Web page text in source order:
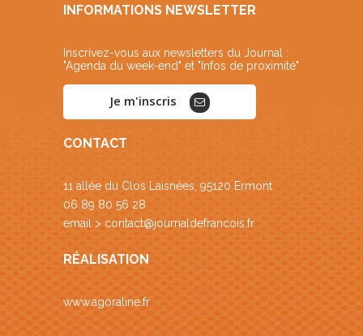
INFORMATIONS NEWSLETTER
Inscrivez-vous aux newsletters du Journal :
"Agenda du week-end" et "Infos de proximité"
Je m'inscris
CONTACT
11 allée du Clos Laisnées, 95120 Ermont
06 89 80 56 28
email > contact@journaldefrancois.fr
RÉALISATION
www.agoraline.fr